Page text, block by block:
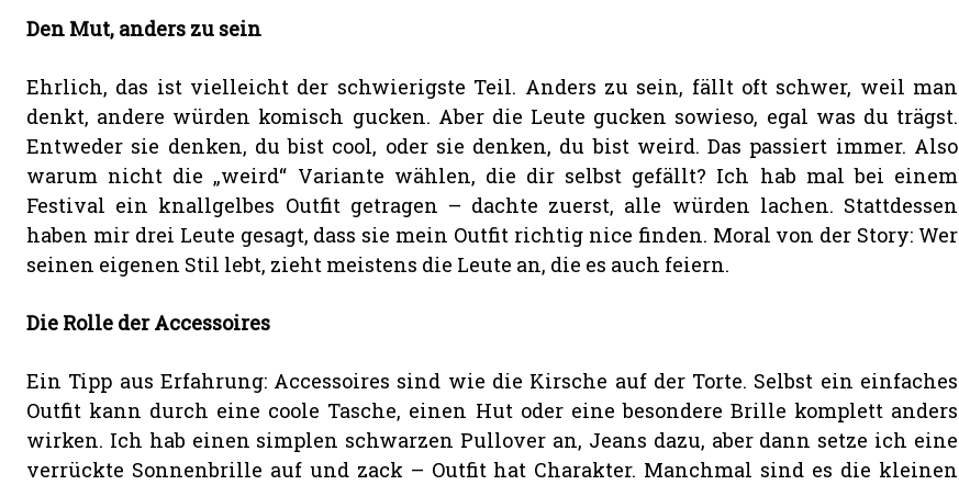
Den Mut, anders zu sein
Ehrlich, das ist vielleicht der schwierigste Teil. Anders zu sein, fällt oft schwer, weil man
denkt, andere würden komisch gucken. Aber die Leute gucken sowieso, egal was du trägst.
Entweder sie denken, du bist cool, oder sie denken, du bist weird. Das passiert immer. Also
warum nicht die „weird“ Variante wählen, die dir selbst gefällt? Ich hab mal bei einem
Festival ein knallgelbes Outfit getragen – dachte zuerst, alle würden lachen. Stattdessen
haben mir drei Leute gesagt, dass sie mein Outfit richtig nice finden. Moral von der Story: Wer
seinen eigenen Stil lebt, zieht meistens die Leute an, die es auch feiern.
Die Rolle der Accessoires
Ein Tipp aus Erfahrung: Accessoires sind wie die Kirsche auf der Torte. Selbst ein einfaches
Outfit kann durch eine coole Tasche, einen Hut oder eine besondere Brille komplett anders
wirken. Ich hab einen simplen schwarzen Pullover an, Jeans dazu, aber dann setze ich eine
verrückte Sonnenbrille auf und zack – Outfit hat Charakter. Manchmal sind es die kleinen